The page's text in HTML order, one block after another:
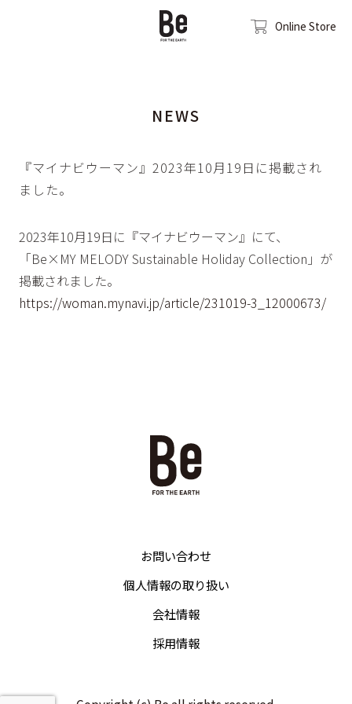
Online Store
NEWS
『マイナビウーマン』2023年10月19日に掲載され
ました。
2023年10月19日に『マイナビウーマン』にて、
「Be×MY MELODY Sustainable Holiday Collection」が
掲載されました。
https://woman.mynavi.jp/article/231019-3_12000673/
お問い合わせ
個人情報の取り扱い
会社情報
採用情報